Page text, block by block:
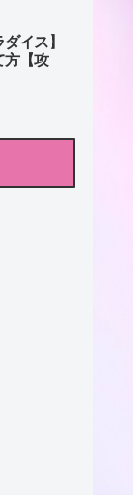
イス】
方【攻